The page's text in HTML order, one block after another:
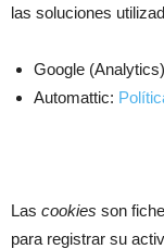
las soluciones
Google
Automattic:
Las cookies son
para registrar su